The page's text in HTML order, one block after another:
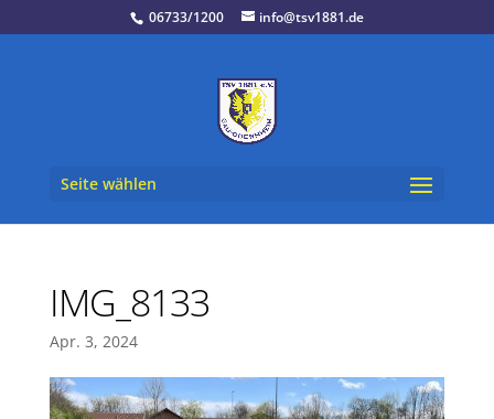
06733/1200 info@tsv1881.de
Seite wählen
IMG_8133
Apr. 3, 2024